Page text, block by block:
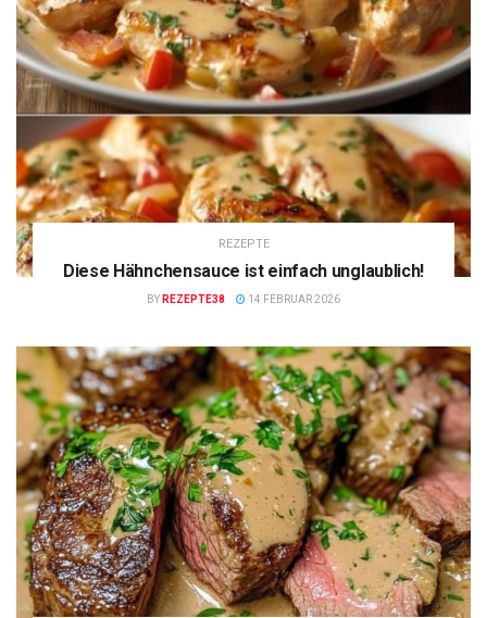
REZEPTE
Diese Hähnchensauce ist einfach unglaublich!
BY REZEPTE38 14 FEBRUAR 2026